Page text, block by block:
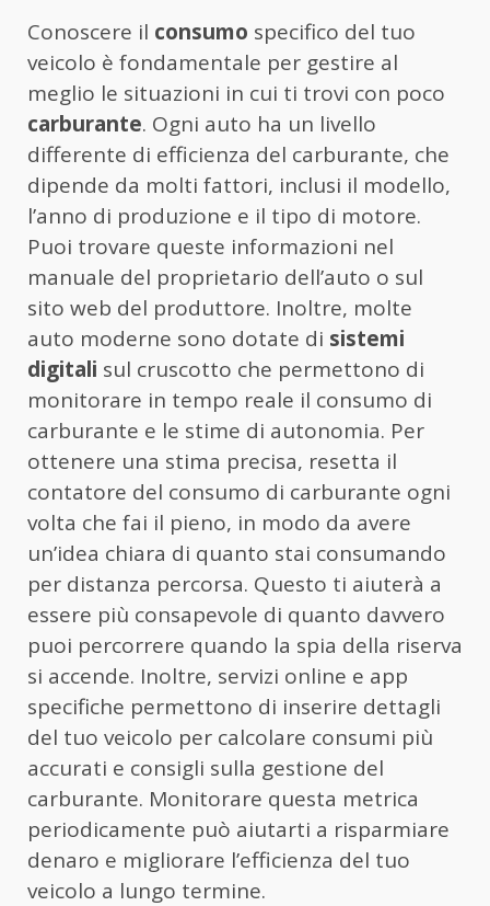
Conoscere il consumo specifico del tuo
veicolo è fondamentale per gestire al
meglio le situazioni in cui ti trovi con poco
carburante. Ogni auto ha un livello
differente di efficienza del carburante, che
dipende da molti fattori, inclusi il modello,
l’anno di produzione e il tipo di motore.
Puoi trovare queste informazioni nel
manuale del proprietario dell’auto o sul
sito web del produttore. Inoltre, molte
auto moderne sono dotate di sistemi
digitali sul cruscotto che permettono di
monitorare in tempo reale il consumo di
carburante e le stime di autonomia. Per
ottenere una stima precisa, resetta il
contatore del consumo di carburante ogni
volta che fai il pieno, in modo da avere
un’idea chiara di quanto stai consumando
per distanza percorsa. Questo ti aiuterà a
essere più consapevole di quanto davvero
puoi percorrere quando la spia della riserva
si accende. Inoltre, servizi online e app
specifiche permettono di inserire dettagli
del tuo veicolo per calcolare consumi più
accurati e consigli sulla gestione del
carburante. Monitorare questa metrica
periodicamente può aiutarti a risparmiare
denaro e migliorare l’efficienza del tuo
veicolo a lungo termine.